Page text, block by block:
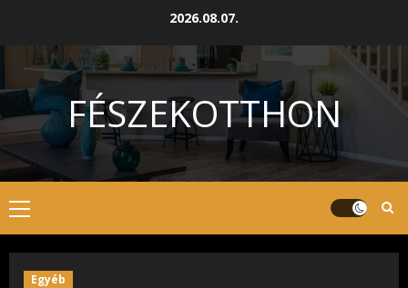
2026.08.07.
FÉSZEKOTTHON
Primary
Menu
Egyéb